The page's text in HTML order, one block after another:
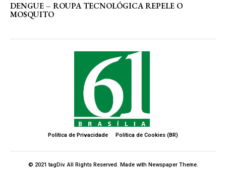
DENGUE – ROUPA TECNOLÓGICA REPELE O
MOSQUITO
Política de Privacidade Política de Cookies (BR)
© 2021 tagDiv. All Rights Reserved. Made with Newspaper Theme.